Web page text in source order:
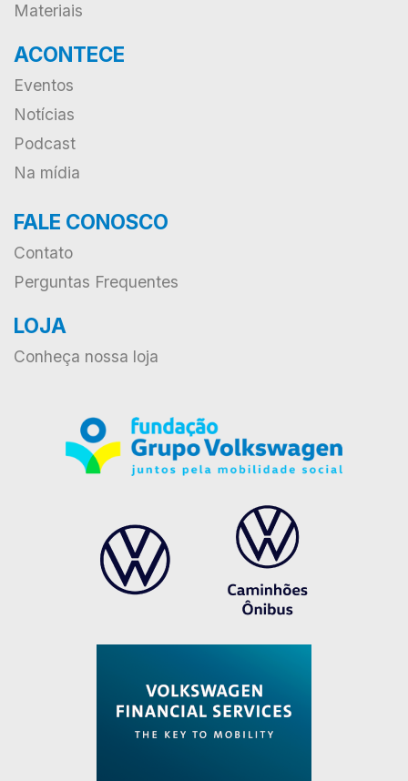
Materiais
ACONTECE
Eventos
Notícias
Podcast
Na mídia
FALE CONOSCO
Contato
Perguntas Frequentes
LOJA
Conheça nossa loja